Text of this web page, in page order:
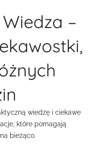
–
wiedzę i ciekawe
które pomagają
bieżąco.